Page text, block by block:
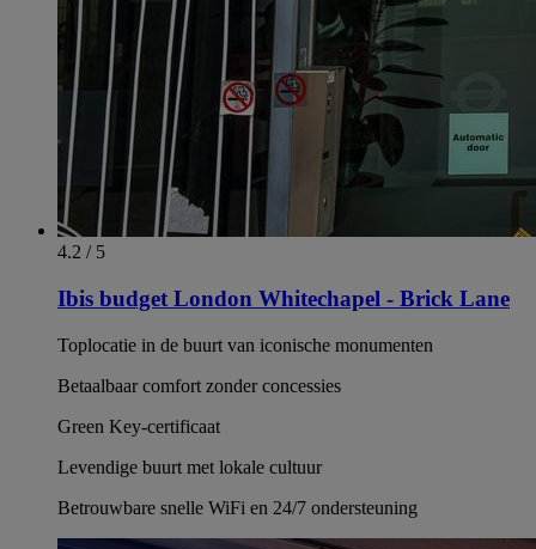
4.2 / 5
Ibis budget London Whitechapel - Brick Lane
Toplocatie in de buurt van iconische monumenten
Betaalbaar comfort zonder concessies
Green Key-certificaat
Levendige buurt met lokale cultuur
Betrouwbare snelle WiFi en 24/7 ondersteuning